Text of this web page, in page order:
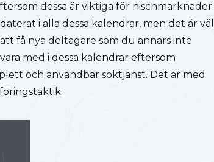
dessa är viktiga för nischmarknader.
i alla dessa kalendrar, men det är väl
få nya deltagare som du annars inte
med i dessa kalendrar eftersom
och användbar söktjänst. Det är med